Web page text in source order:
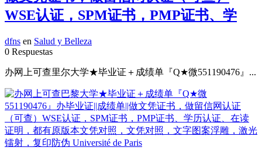
WSE认证，SPM证书，PMP证书、学
dfns en Salud y Belleza
0 Respuestas
办网上可查里尔大学★毕业证＋成绩单『Q★微551190476』...